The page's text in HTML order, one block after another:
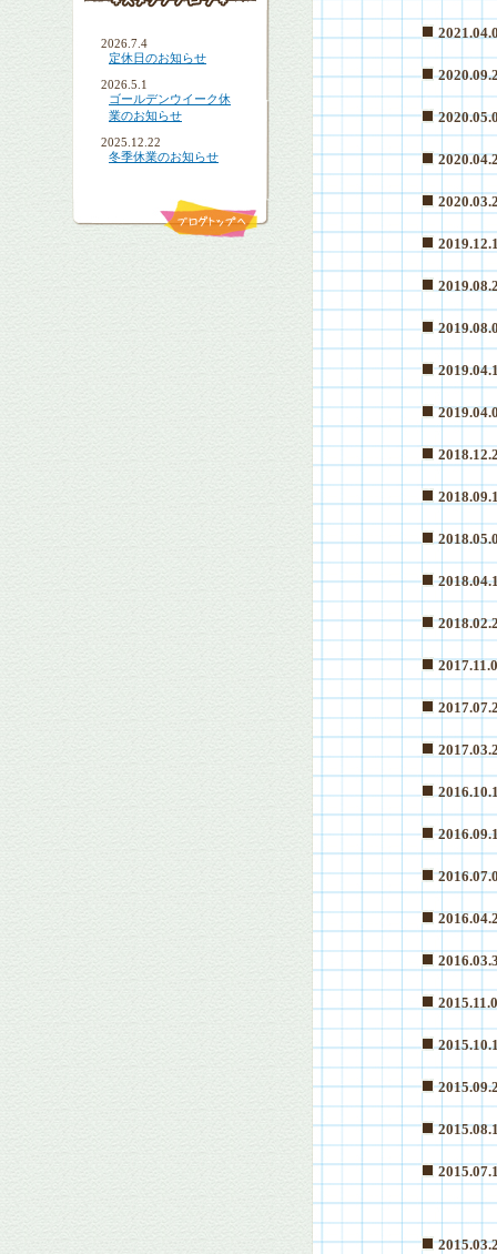
2026.7.4
定休日のお知らせ
2026.5.1
ゴールデンウイーク休
業のお知らせ
2025.12.22
冬季休業のお知らせ